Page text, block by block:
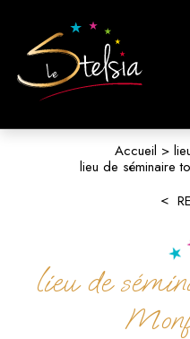
Accueil
lieu de séminaire
lieu de